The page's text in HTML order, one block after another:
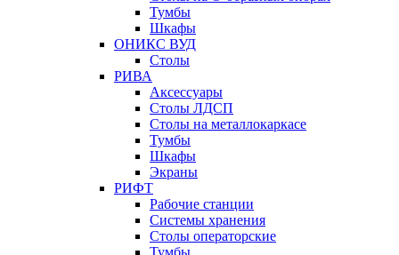
Тумбы
Шкафы
ОНИКС ВУД
Столы
РИВА
Аксессуары
Столы ЛДСП
Столы на металлокаркасе
Тумбы
Шкафы
Экраны
РИФТ
Рабочие станции
Системы хранения
Столы операторские